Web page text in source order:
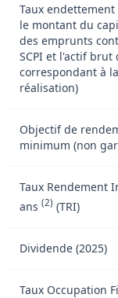
Taux
le montant du
des emprunts
SCPI et l'actif brut
correspondant à
réalisation)
Objectif de
minimum (non
Taux Rendement
ans (2) (TRI)
Dividende (2025)
Taux Occupation